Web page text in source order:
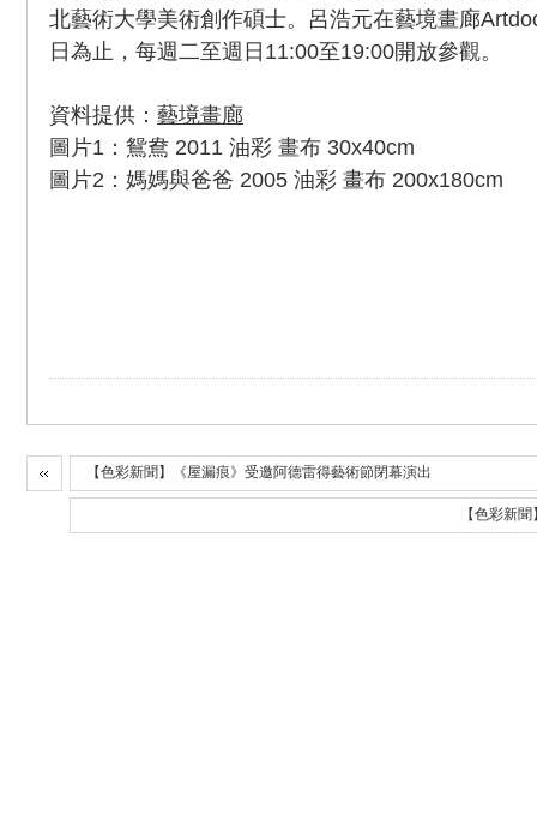
北藝術大學美術創作碩士。呂浩元在藝境畫廊
日為止，每週二至週日11:00至19:00開放參觀。
資料提供： 藝境畫廊
圖片1：鴛鴦 2011 油彩 畫布 30x40cm
圖片2：媽媽與爸爸 2005 油彩 畫布 200x180cm
【色彩新聞】《屋漏痕》受邀阿德雷得藝術節閉幕演出
【色彩新